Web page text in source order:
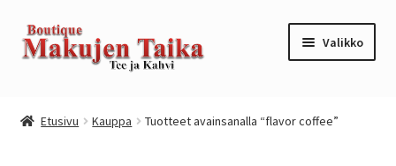
Siirry
navigointiin
Siirry
sisältöön
Valikko
Etusivu Kauppa Tuotteet avainsanalla “flavor coffee”